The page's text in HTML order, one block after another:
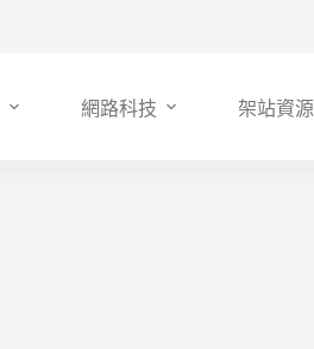
網路科技 架站資源